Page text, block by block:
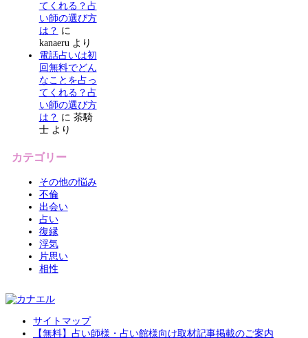
てくれる？占
い師の選び方
は？ に
kanaeruより
電話占いは初
回無料でどん
なことを占っ
てくれる？占
い師の選び方
は？ に 茶騎
士より
カテゴリー
その他の悩み
不倫
出会い
占い
復縁
浮気
片思い
相性
サイトマップ
【無料】占い師様・占い館様向け取材記事掲載のご案内